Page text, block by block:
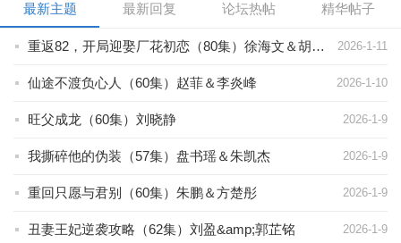
最新主题 最新回复 论坛热帖 精华帖子
2026-1-11
重返82，开局迎娶厂花初恋（80集）徐海文＆胡忠睿
2026-1-10
仙途不渡负心人（60集）赵菲＆李炎峰
2026-1-9
旺父成龙（60集）刘晓静
2026-1-9
我撕碎他的伪装（57集）盘书瑶＆朱凯杰
2026-1-9
重回只愿与君别（60集）朱鹏＆方楚彤
2026-1-9
丑妻王妃逆袭攻略（62集）刘盈&amp;郭芷铭